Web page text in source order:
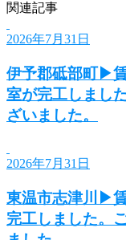
関連記事
2026年7月31日
伊予郡砥部町▶
室が完工しまし
ざいました。
2026年7月31日
東温市志津川▶
完工しました。